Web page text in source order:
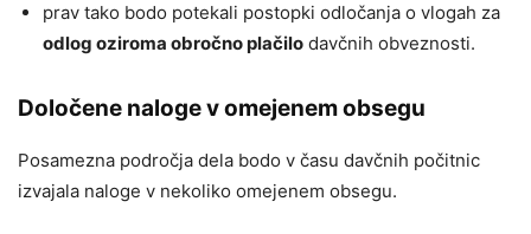
prav tako bodo potekali postopki odločanja o vlogah za
odlog oziroma obročno plačilo davčnih obveznosti.
Določene naloge v omejenem obsegu
Posamezna področja dela bodo v času davčnih počitnic
izvajala naloge v nekoliko omejenem obsegu.